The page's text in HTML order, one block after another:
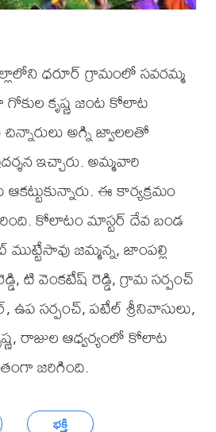
ధరూర్ గ్రామంలో సవరమ్మ
గోకుల కృష్ణ జంట కోలాట
అగ్ని జ్వాలలతో
ఇచ్చారు. అమ్మవారి
ఈ కార్యక్రమం
కోలాటం మాస్టర్ దేవ బండ
జమ్మన్న, జాంపల్లి
టి వెంకటేష్ రెడ్డి, గ్రామ సర్పంచ్
సర్పంచ్, పటేల్ శ్రీనివాసులు,
రాజుల ఆధ్వర్యంలో కోలాట
జరిగింది.
భక్తి